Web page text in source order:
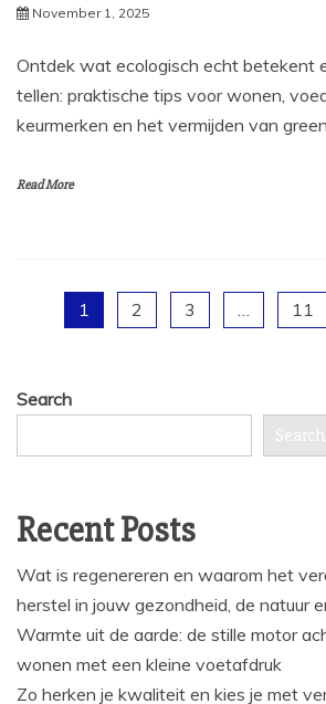
November 1, 2025
Ontdek wat ecologisch echt betekent
tellen: praktische tips voor wonen,
keurmerken en het vermijden van
Read More
1 2 3 11
Search
Search
Recent Posts
Wat is regenereren en waarom het
herstel in jouw gezondheid, de natuur
Warmte uit de aarde: de stille motor
wonen met een kleine voetafdruk
Zo herken je kwaliteit en kies je met